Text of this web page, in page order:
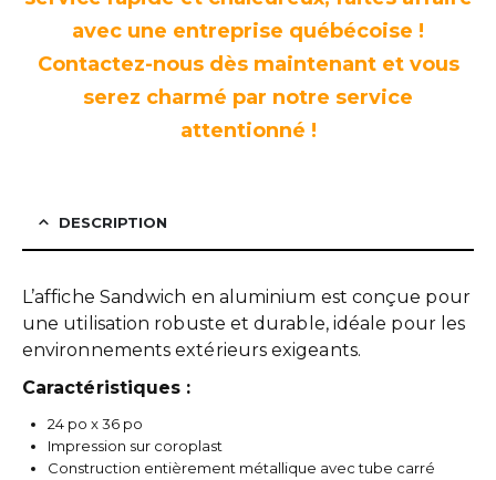
avec une entreprise québécoise !
Contactez-nous dès maintenant et vous
serez charmé par notre service
attentionné !
DESCRIPTION
L’affiche Sandwich en aluminium est conçue pour
une utilisation robuste et durable, idéale pour les
environnements extérieurs exigeants.
Caractéristiques :
24 po x 36 po
Impression sur coroplast
Construction entièrement métallique avec tube carré